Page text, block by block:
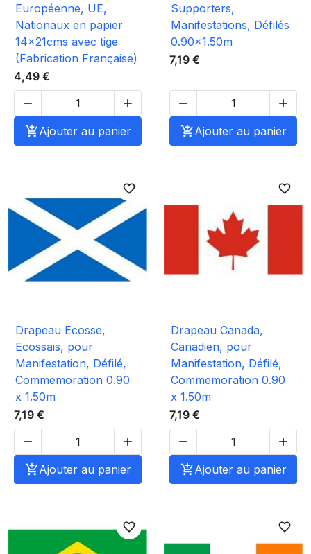
Européenne, UE,
Nationaux en papier
14x21cms avec tige
(Fabrication Française)
4,49 €


Ajouter au panier
Supporters,
Manifestations, Défilés
0.90x1.50m
7,19 €


Ajouter au panier
favorite_border
Drapeau Ecosse,
Ecossais, pour
Manifestation, Défilé,
Commemoration 0.90
x 1.50m
7,19 €


Ajouter au panier
favorite_border
Drapeau Canada,
Canadien, pour
Manifestation, Défilé,
Commemoration 0.90
x 1.50m
7,19 €


Ajouter au panier
favorite_border favorite_border